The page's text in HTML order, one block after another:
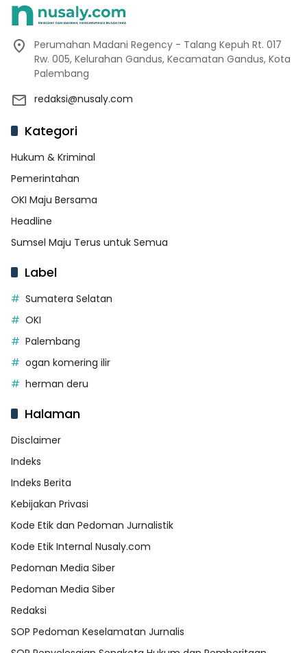
Perumahan Madani Regency - Talang Kepuh Rt. 017
Rw. 005, Kelurahan Gandus, Kecamatan Gandus, Kota
Palembang
redaksi@nusaly.com
Kategori
Hukum & Kriminal
Pemerintahan
OKI Maju Bersama
Headline
Sumsel Maju Terus untuk Semua
Label
Sumatera Selatan
OKI
Palembang
ogan komering ilir
herman deru
Halaman
Disclaimer
Indeks
Indeks Berita
Kebijakan Privasi
Kode Etik dan Pedoman Jurnalistik
Kode Etik Internal Nusaly.com
Pedoman Media Siber
Pedoman Media Siber
Redaksi
SOP Pedoman Keselamatan Jurnalis